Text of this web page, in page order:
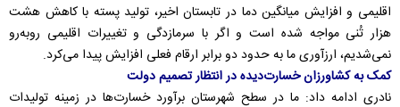
اقلیمی و افزایش میانگین دما در تابستان اخیر، تولید پسته با کاهش هشت
هزار تُنی مواجه شده است و اگر با سرمازدگی و تغییرات اقلیمی روبه‌رو
نمی‌شدیم، ارزآوری ما به حدود دو برابر ارقام فعلی افزایش پیدا می‌کرد.
کمک به کشاورزان خسارت‌دیده در انتظار تصمیم دولت
نادری ادامه داد: ما در سطح شهرستان برآورد خسارت‌ها در زمینه تولیدات